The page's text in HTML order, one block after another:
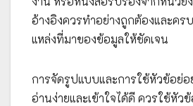
อ้างอิงควรทำอย่างถูกต้องและค
แหล่งที่มาของข้อมูลให้ชัดเจน
การจัดรูปแบบและการใช้หัวข้อย่อ
อ่านง่ายและเข้าใจได้ดี ควรใช้หัว